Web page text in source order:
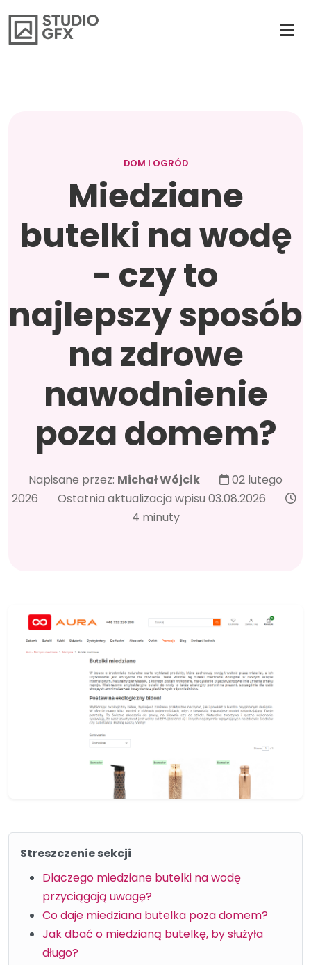
DOM I OGRÓD
Miedziane
butelki na wodę
- czy to
najlepszy sposób
na zdrowe
nawodnienie
poza domem?
Napisane przez: Michał Wójcik
02 lutego
2026
Ostatnia aktualizacja wpisu 03.08.2026
4 minuty
Streszczenie sekcji
Dlaczego miedziane butelki na wodę
przyciągają uwagę?
Co daje miedziana butelka poza domem?
Jak dbać o miedzianą butelkę, by służyła
długo?